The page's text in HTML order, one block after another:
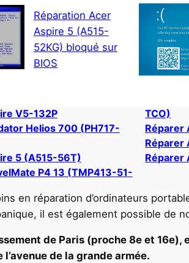
Réparation Acer
Aspire 5 (A515-
52KG) bloqué sur
BIOS
V5-132P
Helios 700 (PH717-
5 (A515-56T)
P4 13 (TMP413-51-
TCO)
Réparer
Réparer
Réparer
en réparation d’ordinateurs
il est également possible de
de Paris (proche 8e et 16e),
de la grande armée.